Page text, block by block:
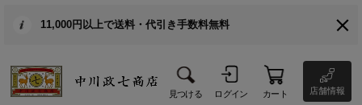
11,000円以上で送料・代引き手数料無料
見つける ログイン カート 店舗情報